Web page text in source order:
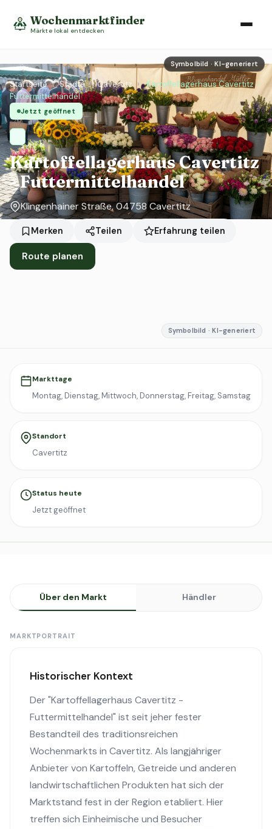
Wochenmarktfinder
Märkte lokal entdecken
Symbolbild · KI-generiert
Startseite › Städte › Cavertitz ›
Kartoffellagerhaus Cavertitz -
Futtermittelhandel
Jetzt geöffnet
Kartoffellagerhaus Cavertitz
- Futtermittelhandel
Klingenhainer Straße, 04758 Cavertitz
Merken Teilen Erfahrung teilen
Route planen
Symbolbild · KI-generiert
Markttage
Montag, Dienstag, Mittwoch, Donnerstag, Freitag, Samstag
Standort
Cavertitz
Status heute
Jetzt geöffnet
Über den Markt Händler
MARKTPORTRAIT
Historischer Kontext
Der "Kartoffellagerhaus Cavertitz -
Futtermittelhandel" ist seit jeher fester
Bestandteil des traditionsreichen
Wochenmarkts in Cavertitz. Als langjähriger
Anbieter von Kartoffeln, Getreide und anderen
landwirtschaftlichen Produkten hat sich der
Marktstand fest in der Region etabliert. Hier
treffen sich Einheimische und Besucher